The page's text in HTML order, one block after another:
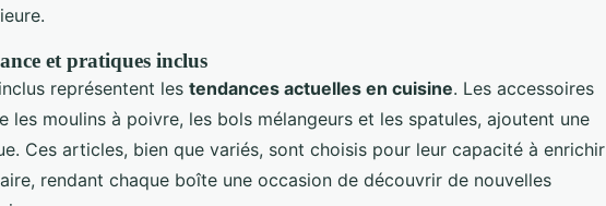
et pratiques inclus
représentent les tendances actuelles en cuisine. Les accessoires
les moulins à poivre, les bols mélangeurs et les spatules, ajoutent une
Ces articles, bien que variés, sont choisis pour leur capacité à enrichir
rendant chaque boîte une occasion de découvrir de nouvelles